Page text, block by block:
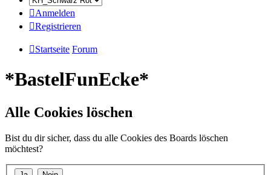
Anmelden
Registrieren
Startseite Forum
*BastelFunEcke*
Alle Cookies löschen
Bist du dir sicher, dass du alle Cookies des Boards löschen
möchtest?